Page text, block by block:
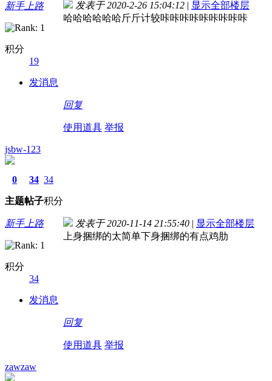
新手上路
积分
19
发消息
发表于 2020-2-26 15:04:12 | 显示全部楼层
哈哈哈哈哈哈斤斤计较咔咔咔咔咔咔咔咔咔
回复
使用道具 举报
jsbw-123
0
主题
34
帖子
34
积分
新手上路
积分
34
发消息
发表于 2020-11-14 21:55:40 | 显示全部楼层
上身捆绑的太简单下身捆绑的有点鸡肋
回复
使用道具 举报
zawzaw